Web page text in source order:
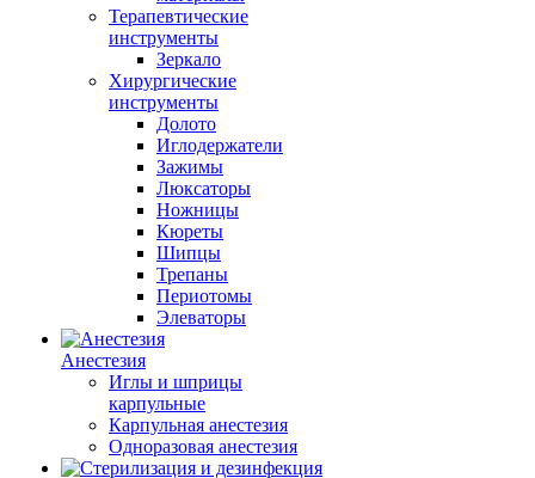
Терапевтические
инструменты
Зеркало
Хирургические
инструменты
Долото
Иглодержатели
Зажимы
Люксаторы
Ножницы
Кюреты
Шипцы
Трепаны
Периотомы
Элеваторы
Анестезия
Иглы и шприцы
карпульные
Карпульная анестезия
Одноразовая анестезия